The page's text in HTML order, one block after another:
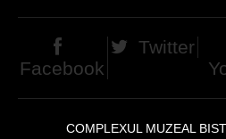
Facebook
Twitter
COMPLEXUL MUZEAL